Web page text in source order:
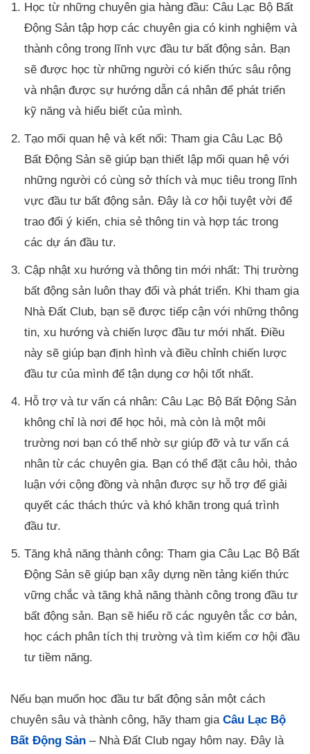
Học từ những chuyên gia hàng đầu: Câu Lạc Bộ Bất
Động Sản tập hợp các chuyên gia có kinh nghiệm và
thành công trong lĩnh vực đầu tư bất động sản. Bạn
sẽ được học từ những người có kiến thức sâu rộng
và nhận được sự hướng dẫn cá nhân để phát triển
kỹ năng và hiểu biết của mình.
Tạo mối quan hệ và kết nối: Tham gia Câu Lạc Bộ
Bất Động Sản sẽ giúp bạn thiết lập mối quan hệ với
những người có cùng sở thích và mục tiêu trong lĩnh
vực đầu tư bất động sản. Đây là cơ hội tuyệt vời để
trao đổi ý kiến, chia sẻ thông tin và hợp tác trong
các dự án đầu tư.
Cập nhật xu hướng và thông tin mới nhất: Thị trường
bất động sản luôn thay đổi và phát triển. Khi tham gia
Nhà Đất Club, bạn sẽ được tiếp cận với những thông
tin, xu hướng và chiến lược đầu tư mới nhất. Điều
này sẽ giúp bạn định hình và điều chỉnh chiến lược
đầu tư của mình để tận dụng cơ hội tốt nhất.
Hỗ trợ và tư vấn cá nhân: Câu Lạc Bộ Bất Động Sản
không chỉ là nơi để học hỏi, mà còn là một môi
trường nơi bạn có thể nhờ sự giúp đỡ và tư vấn cá
nhân từ các chuyên gia. Bạn có thể đặt câu hỏi, thảo
luận với cộng đồng và nhận được sự hỗ trợ để giải
quyết các thách thức và khó khăn trong quá trình
đầu tư.
Tăng khả năng thành công: Tham gia Câu Lạc Bộ Bất
Động Sản sẽ giúp bạn xây dựng nền tảng kiến thức
vững chắc và tăng khả năng thành công trong đầu tư
bất động sản. Bạn sẽ hiểu rõ các nguyên tắc cơ bản,
học cách phân tích thị trường và tìm kiếm cơ hội đầu
tư tiềm năng.
Nếu bạn muốn học đầu tư bất động sản một cách
chuyên sâu và thành công, hãy tham gia Câu Lạc Bộ
Bất Động Sản – Nhà Đất Club ngay hôm nay. Đây là